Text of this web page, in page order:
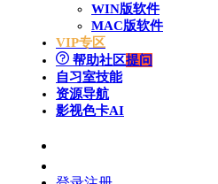
WIN版软件
MAC版软件
VIP专区
帮助社区提问
自习室技能
资源导航
影视色卡AI